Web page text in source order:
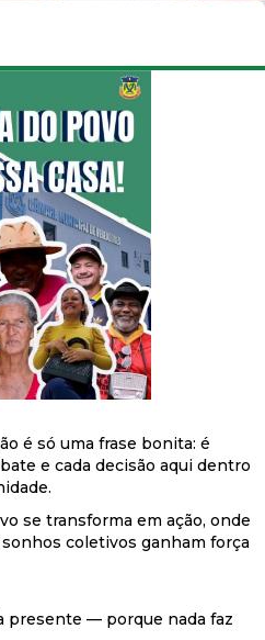
é só uma frase bonita: é
e cada decisão aqui dentro
se transforma em ação, onde
coletivos ganham força
presente — porque nada faz